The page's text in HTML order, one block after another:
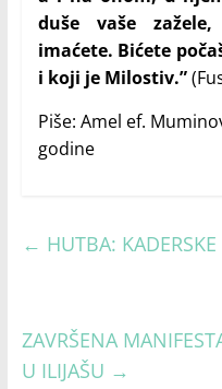
duše vaše
imaćete. Bićete
i koji je Milostiv.”
Piše: Amel ef.
godine
← HUTBA:
ZAVRŠENA
U ILIJAŠU →